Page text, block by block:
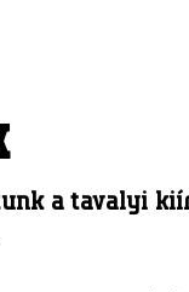
a tavalyi